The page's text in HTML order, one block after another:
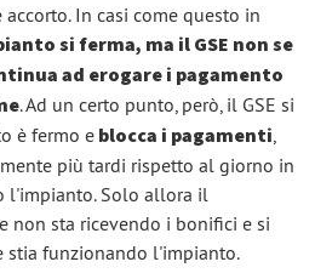
In casi come questo in
si ferma, ma il GSE non se
ad erogare i pagamento
. Ad un certo punto, però, il GSE si
è fermo e blocca i pagamenti,
più tardi rispetto al giorno in
l'impianto. Solo allora il
non sta ricevendo i bonifici e si
stia funzionando l'impianto.